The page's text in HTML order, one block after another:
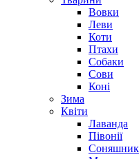
Вовки
Леви
Коти
Птахи
Собаки
Сови
Коні
Зима
Квіти
Лаванда
Півонії